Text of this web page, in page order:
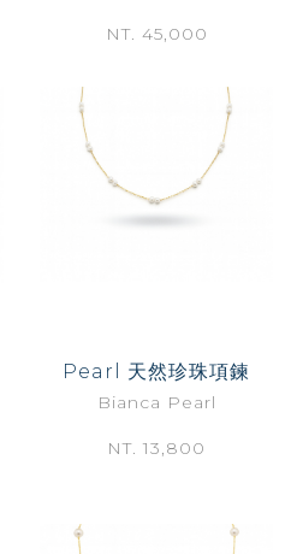
NT. 45,000
Pearl 天然珍珠項鍊
Bianca Pearl
NT. 13,800